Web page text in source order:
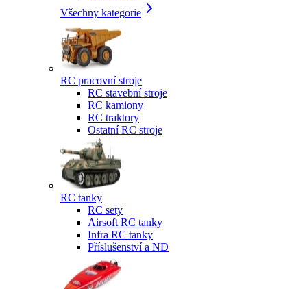
Všechny kategorie
RC pracovní stroje
RC stavební stroje
RC kamiony
RC traktory
Ostatní RC stroje
RC tanky
RC sety
Airsoft RC tanky
Infra RC tanky
Příslušenství a ND